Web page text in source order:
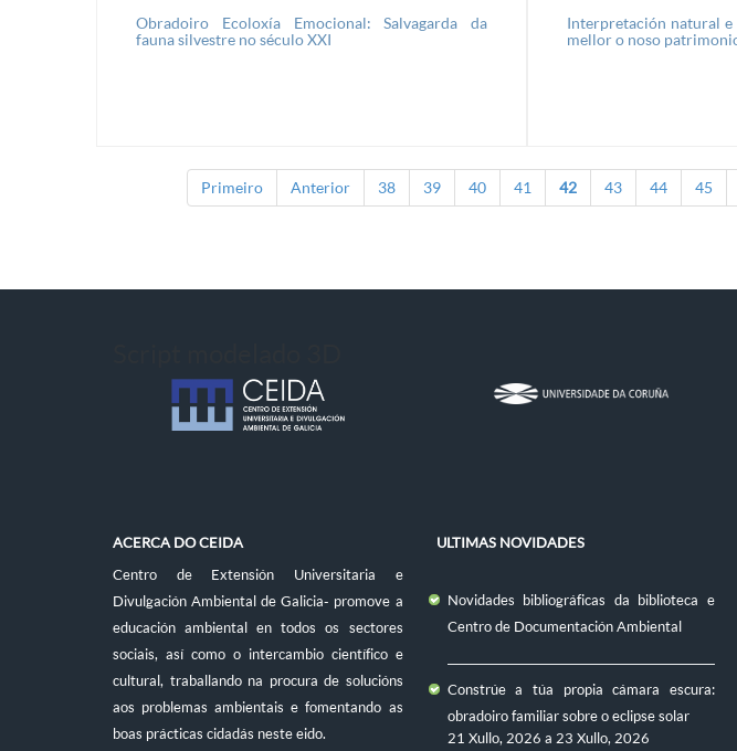
Obradoiro Ecoloxía Emocional: Salvagarda da
fauna silvestre no século XXI
Interpretación natural
mellor o noso
Páxinas
Primeiro Anterior 38 39 40 41 42 43 44 45
ACERCA DO CEIDA
Centro de Extensión Universitaria e
Divulgación Ambiental de Galicia- promove a
educación ambiental en todos os sectores
sociais, así como o intercambio científico e
cultural, traballando na procura de solucións
aos problemas ambientais e fomentando as
boas prácticas cidadás neste eido.
ULTIMAS NOVIDADES
Novidades bibliográficas da biblioteca e
Centro de Documentación Ambiental
Constrúe a túa propia cámara escura:
obradoiro familiar sobre o eclipse solar
21 Xullo, 2026 a 23 Xullo, 2026